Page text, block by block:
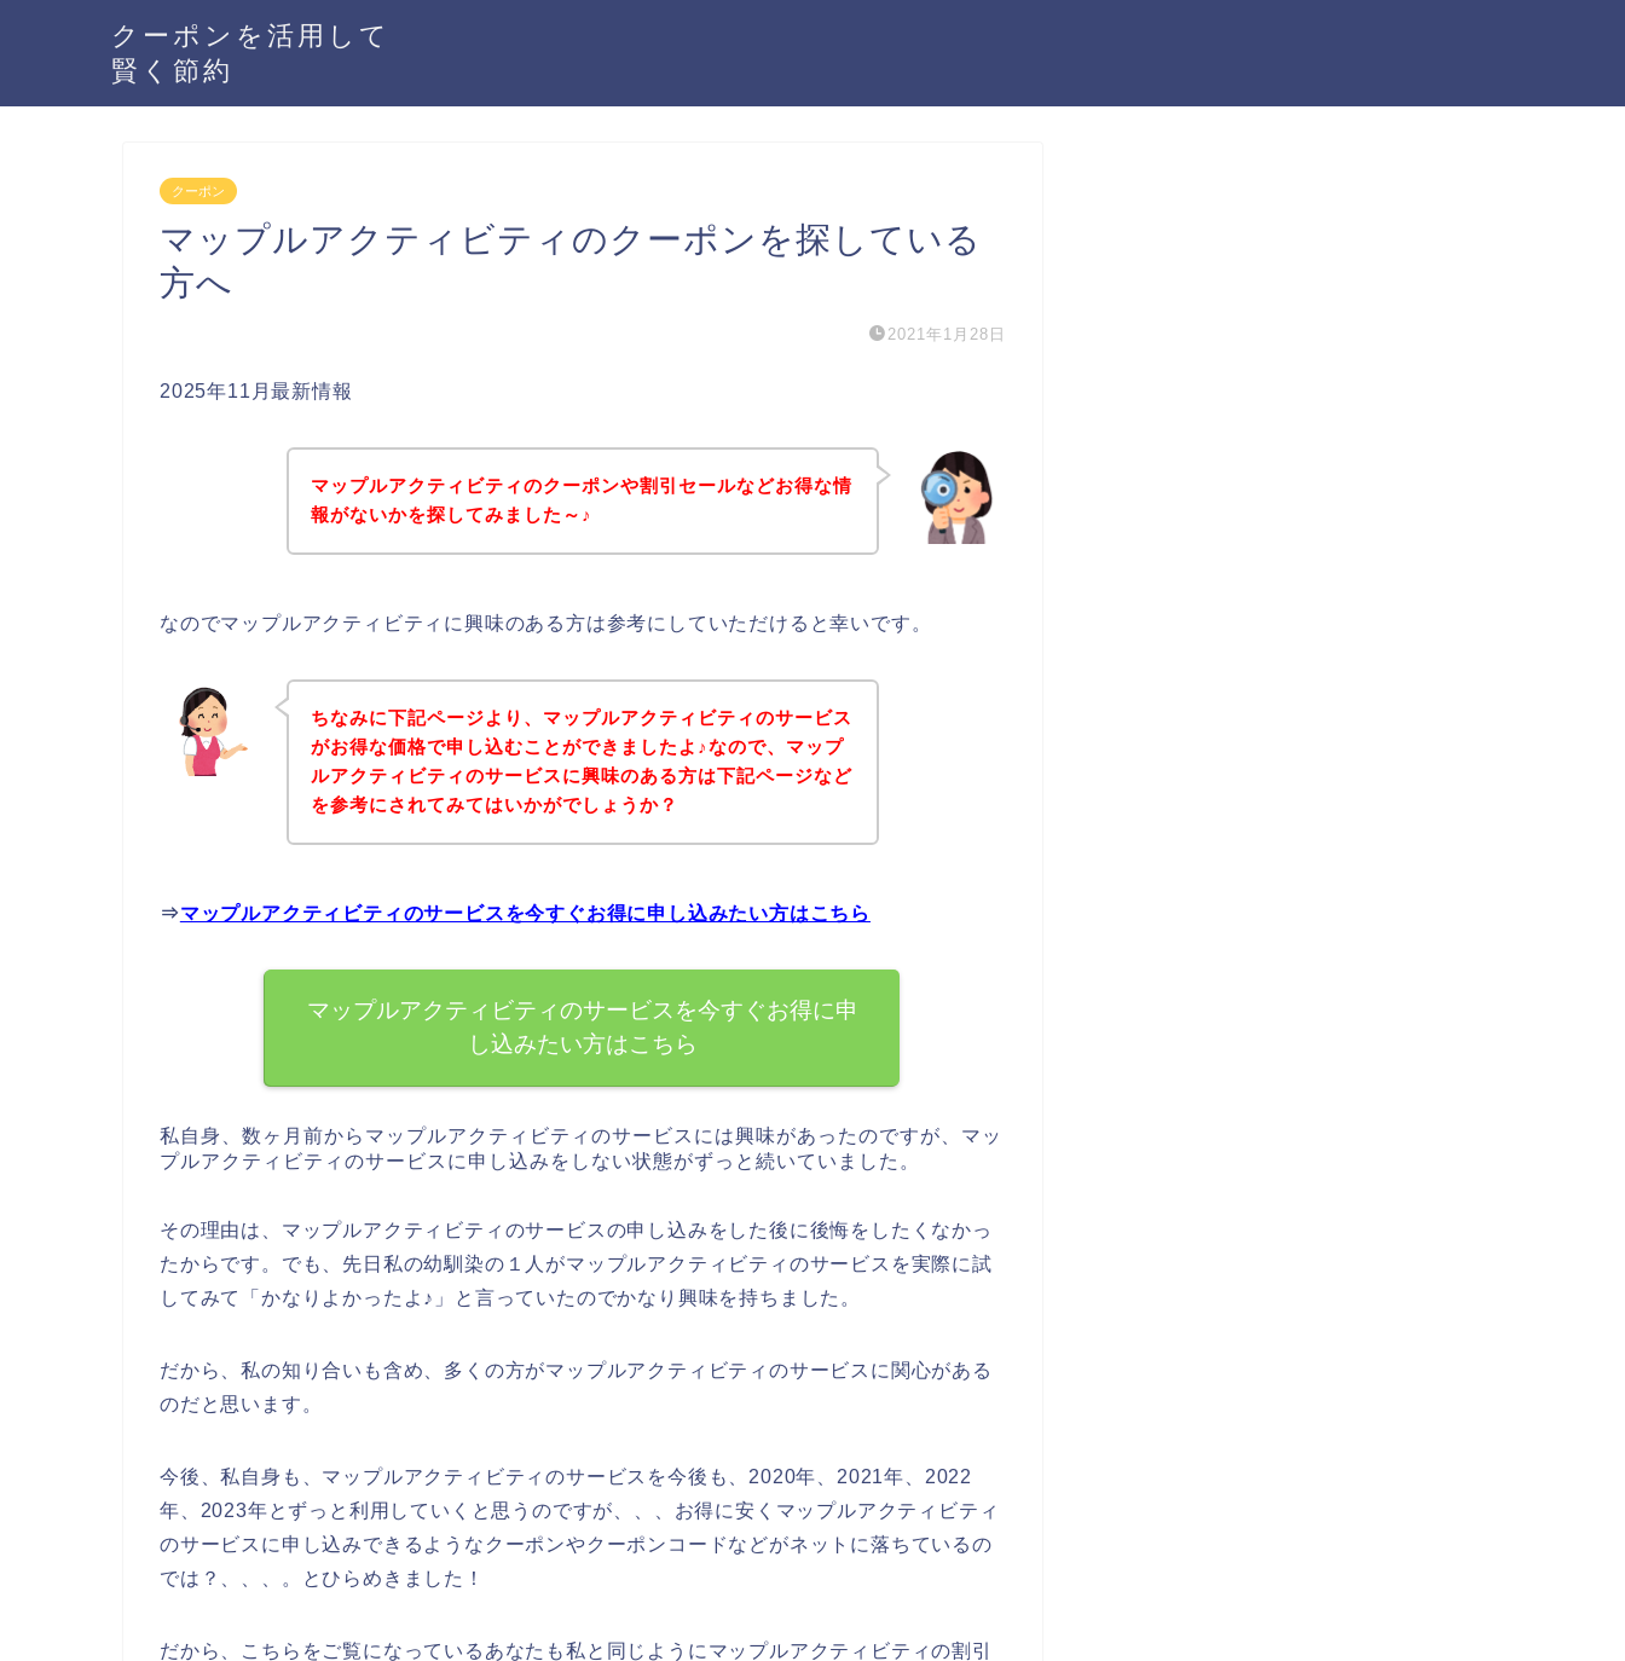
クーポンを活用して
賢く節約
クーポン
マップルアクティビティのクーポンを探している
方へ
2021年1月28日
2025年11月最新情報
マップルアクティビティのクーポンや割引セールなどお得な情
報がないかを探してみました～♪
なのでマップルアクティビティに興味のある方は参考にしていただけると幸いです。
ちなみに下記ページより、マップルアクティビティのサービス
がお得な価格で申し込むことができましたよ♪なので、マップ
ルアクティビティのサービスに興味のある方は下記ページなど
を参考にされてみてはいかがでしょうか？
⇒マップルアクティビティのサービスを今すぐお得に申し込みたい方はこちら
マップルアクティビティのサービスを今すぐお得に申
し込みたい方はこちら
私自身、数ヶ月前からマップルアクティビティのサービスには興味があったのですが、マッ
プルアクティビティのサービスに申し込みをしない状態がずっと続いていました。
その理由は、マップルアクティビティのサービスの申し込みをした後に後悔をしたくなかっ
たからです。でも、先日私の幼馴染の１人がマップルアクティビティのサービスを実際に試
してみて「かなりよかったよ♪」と言っていたのでかなり興味を持ちました。
だから、私の知り合いも含め、多くの方がマップルアクティビティのサービスに関心がある
のだと思います。
今後、私自身も、マップルアクティビティのサービスを今後も、2020年、2021年、2022
年、2023年とずっと利用していくと思うのですが、、、お得に安くマップルアクティビティ
のサービスに申し込みできるようなクーポンやクーポンコードなどがネットに落ちているの
では？、、、。とひらめきました！
だから、こちらをご覧になっているあなたも私と同じようにマップルアクティビティの割引